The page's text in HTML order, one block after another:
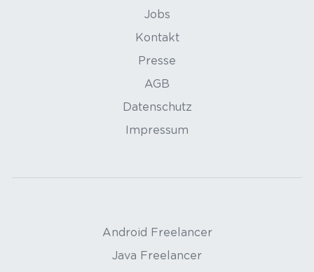
Jobs
Kontakt
Presse
AGB
Datenschutz
Impressum
Android Freelancer
Java Freelancer